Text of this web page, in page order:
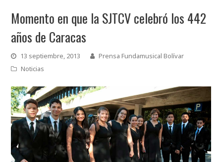
Momento en que la SJTCV celebró los 442
años de Caracas
13 septiembre, 2013
Prensa Fundamusical Bolívar
Noticias